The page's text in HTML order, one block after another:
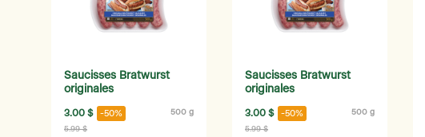
Saucisses Bratwurst
originales
3.00 $ -50% 500 g
5.99 $
Saucisses Bratwurst
originales
3.00 $ -50% 500 g
5.99 $